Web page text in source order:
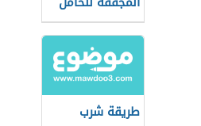
طريقة شرب